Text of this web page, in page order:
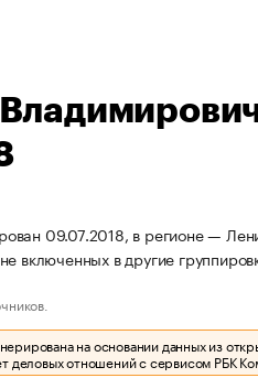
09.07.2018, в регионе —
включенных в другие
на основании данных из
деловых отношений с сервисом РБК